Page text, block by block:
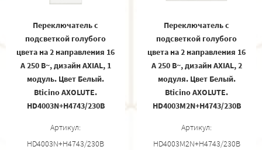
Переключатель с
подсветкой голубого
цвета на 2 направления 16
А 250 В~, дизайн AXIAL, 1
модуль. Цвет Белый.
Bticino AXOLUTE.
HD4003N+H4743/230B
Артикул:
HD4003N+H4743/230B
Переключатель с
подсветкой голубого
цвета на 2 направления 16
А 250 В~, дизайн AXIAL, 2
модуля. Цвет Белый.
Bticino AXOLUTE.
HD4003M2N+H4743/230B
Артикул:
HD4003M2N+H4743/230B